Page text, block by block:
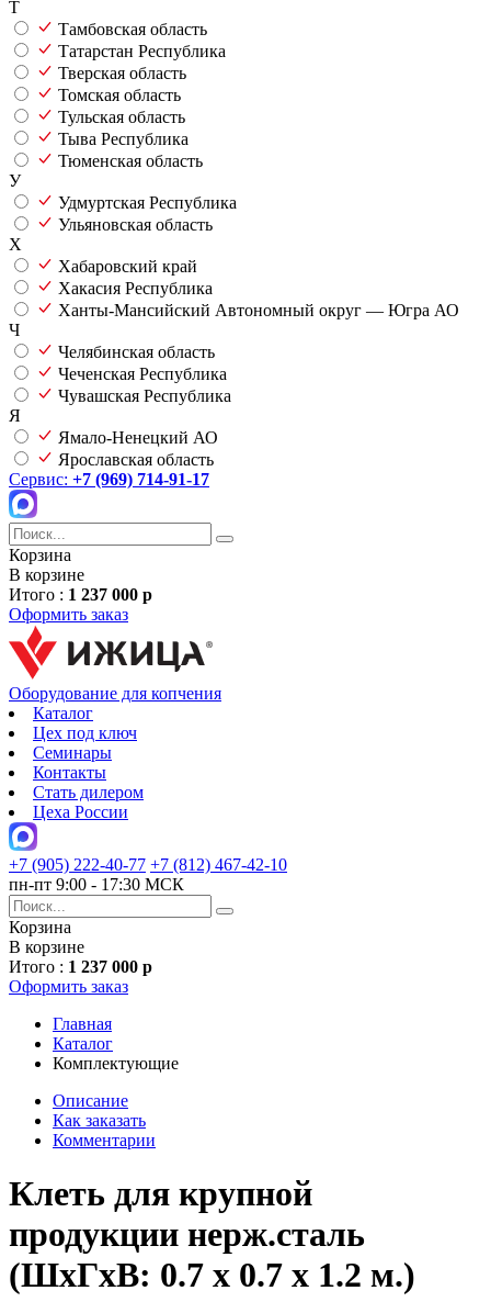
Т
Тамбовская область
Татарстан Республика
Тверская область
Томская область
Тульская область
Тыва Республика
Тюменская область
У
Удмуртская Республика
Ульяновская область
Х
Хабаровский край
Хакасия Республика
Ханты-Мансийский Автономный округ — Югра АО
Ч
Челябинская область
Чеченская Республика
Чувашская Республика
Я
Ямало-Ненецкий АО
Ярославская область
Сервис: +7 (969) 714-91-17
Корзина
В корзине
Итого : 1 237 000 р
Оформить заказ
Оборудование для копчения
Каталог
Цех под ключ
Семинары
Контакты
Стать дилером
Цеха России
+7 (905) 222-40-77 +7 (812) 467-42-10
пн-пт 9:00 - 17:30 МСК
Корзина
В корзине
Итого : 1 237 000 р
Оформить заказ
Главная
Каталог
Комплектующие
Описание
Как заказать
Комментарии
Клеть для крупной
продукции нерж.сталь
(ШхГхВ: 0.7 х 0.7 х 1.2 м.)